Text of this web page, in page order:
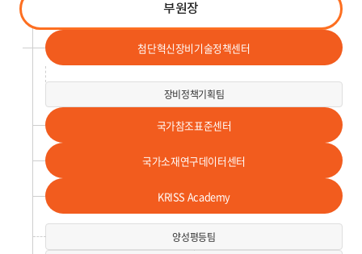
첨단혁신장비기술정책센터
장비정책기획팀
국가참조표준센터
국가소재연구데이터센터
KRISS Academy
양성평등팀
부원장